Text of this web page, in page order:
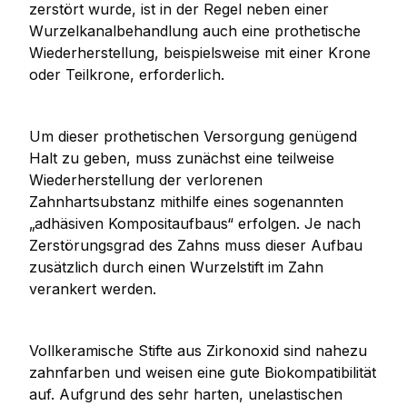
zerstört wurde, ist in der Regel neben einer
Wurzelkanalbehandlung auch eine prothetische
Wiederherstellung, beispielsweise mit einer Krone
oder Teilkrone, erforderlich.
Um dieser prothetischen Versorgung genügend
Halt zu geben, muss zunächst eine teilweise
Wiederherstellung der verlorenen
Zahnhartsubstanz mithilfe eines sogenannten
„adhäsiven Kompositaufbaus“ erfolgen. Je nach
Zerstörungsgrad des Zahns muss dieser Aufbau
zusätzlich durch einen Wurzelstift im Zahn
verankert werden.
Vollkeramische Stifte aus Zirkonoxid sind nahezu
zahnfarben und weisen eine gute Biokompatibilität
auf. Aufgrund des sehr harten, unelastischen